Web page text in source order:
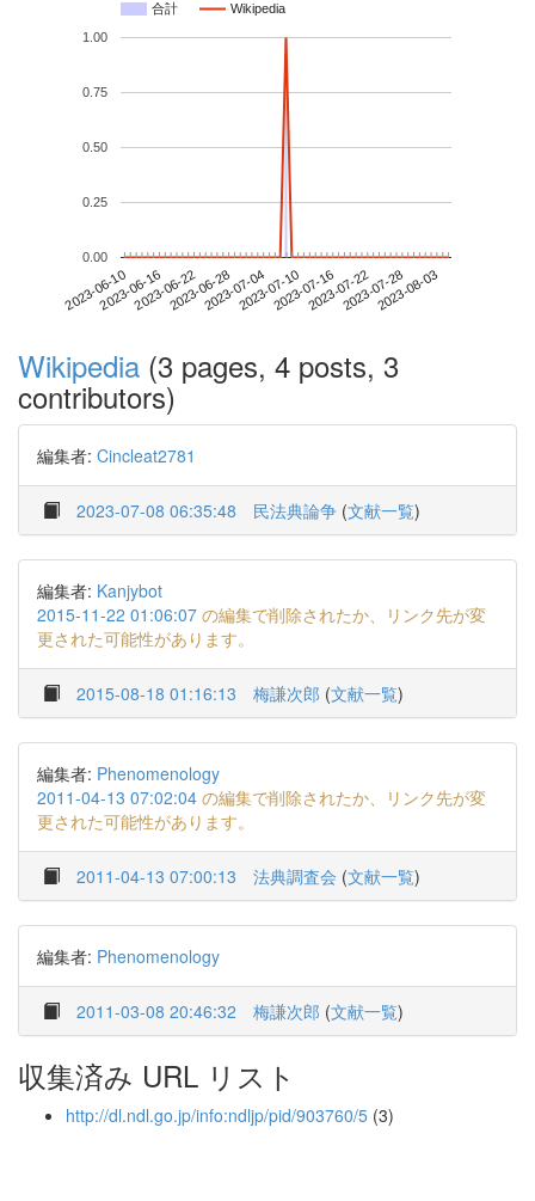
合計 Wikipedia
2023-06-102023-06-162023-06-222023-06-282023-07-042023-07-102023-07-162023-07-222023-07-282023-08-03
0.00
0.25
0.50
0.75
1.00
Wikipedia (3 pages, 4 posts, 3
contributors)
編集者: Cincleat2781
2023-07-08 06:35:48 民法典論争 (文献一覧)
編集者: Kanjybot
2015-11-22 01:06:07 の編集で削除されたか、リンク先が変
更された可能性があります。
2015-08-18 01:16:13 梅謙次郎 (文献一覧)
編集者: Phenomenology
2011-04-13 07:02:04 の編集で削除されたか、リンク先が変
更された可能性があります。
2011-04-13 07:00:13 法典調査会 (文献一覧)
編集者: Phenomenology
2011-03-08 20:46:32 梅謙次郎 (文献一覧)
収集済み URL リスト
http://dl.ndl.go.jp/info:ndljp/pid/903760/5 (3)